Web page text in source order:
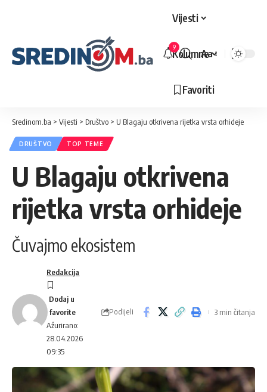
Vijesti
Kolumne
Favoriti
9
Veličina
Aa
Sredinom.ba > Vijesti > Društvo > U Blagaju otkrivena rijetka vrsta orhideje
DRUŠTVO TOP TEME
U Blagaju otkrivena
rijetka vrsta orhideje
Čuvajmo ekosistem
Ažurirano:
28.04.2026
09:35
Redakcija
Podijeli 3 min čitanja